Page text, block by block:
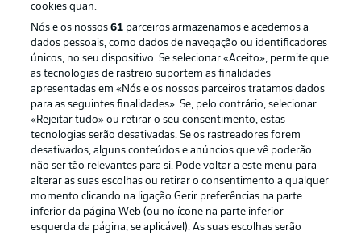
Publicidade Avisos legais
Gerir preferências Aviso de privacidade
Emissoras
Trabalhe conosco Marca
Contato Jogadores
cookies quan.
Nós e os nossos61 parceiros armazenamos e acedemos a
dados pessoais, como dados de navegação ou identificadores
únicos, no seu dispositivo. Se selecionar «Aceito», permite que
as tecnologias de rastreio suportem as finalidades
apresentadas em «Nós e os nossos parceiros tratamos dados
para as seguintes finalidades». Se, pelo contrário, selecionar
«Rejeitar tudo» ou retirar o seu consentimento, estas
tecnologias serão desativadas. Se os rastreadores forem
desativados, alguns conteúdos e anúncios que vê poderão
não ser tão relevantes para si. Pode voltar a este menu para
alterar as suas escolhas ou retirar o consentimento a qualquer
momento clicando na ligação Gerir preferências na parte
inferior da página Web (ou no ícone na parte inferior
esquerda da página, se aplicável). As suas escolhas serão